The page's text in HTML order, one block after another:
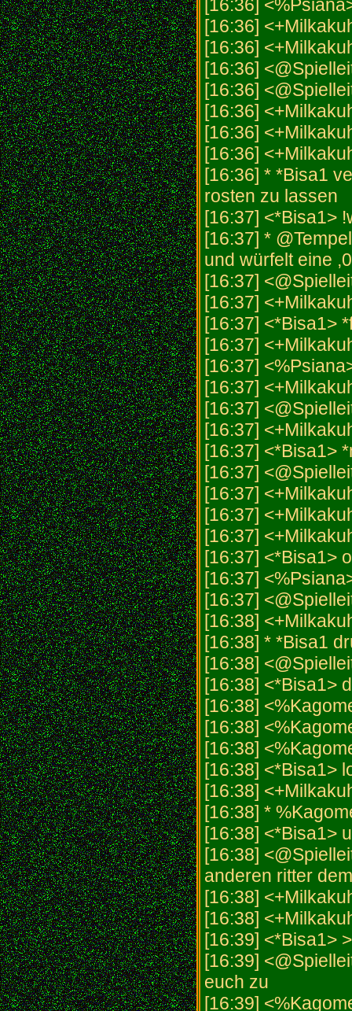
[16:36]
[16:36]
[16:36]
[16:36]
[16:36]
[16:36]
[16:36]
[16:36]
[16:36] * *Bisa1
rosten zu lassen
[16:37] <*Bisa1>
[16:37] *
und würfelt eine
[16:37]
[16:37]
[16:37] <*Bisa1>
[16:37]
[16:37]
[16:37]
[16:37]
[16:37]
[16:37] <*Bisa1>
[16:37]
[16:37]
[16:37]
[16:37]
[16:37] <*Bisa1>
[16:37]
[16:37]
[16:38]
[16:38] * *Bisa1
[16:38]
[16:38] <*Bisa1>
[16:38]
[16:38]
[16:38]
[16:38] <*Bisa1>
[16:38]
[16:38] *
[16:38] <*Bisa1>
[16:38]
anderen ritter
[16:38]
[16:38]
[16:39] <*Bisa1>
[16:39]
euch zu
[16:39]